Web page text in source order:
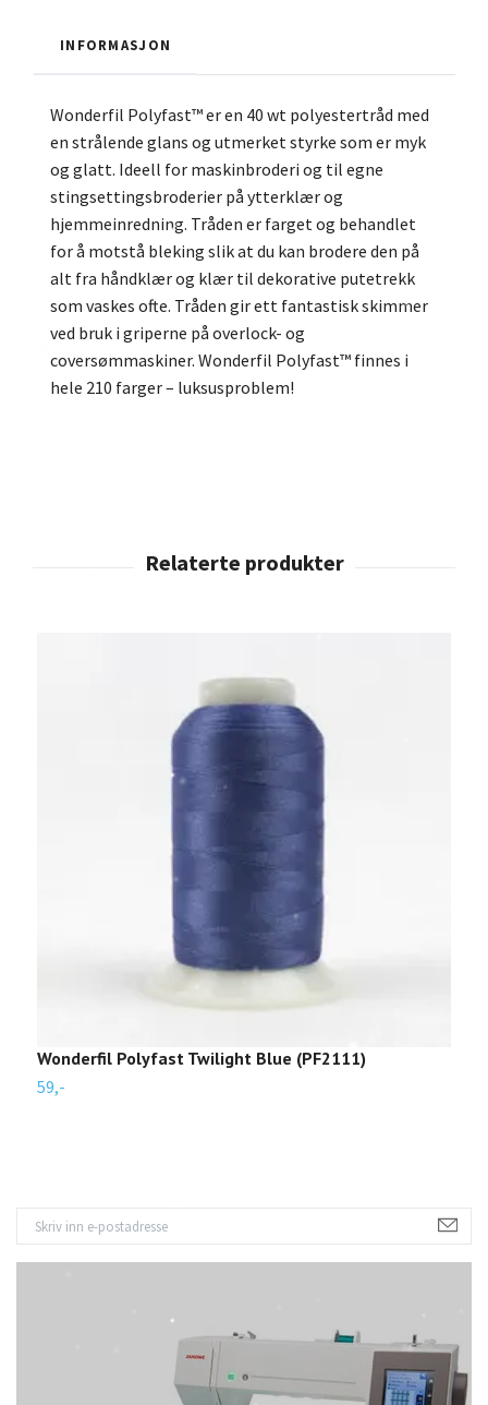
INFORMASJON
Wonderfil Polyfast™ er en 40 wt polyestertråd med
en strålende glans og utmerket styrke som er myk
og glatt. Ideell for maskinbroderi og til egne
stingsettingsbroderier på ytterklær og
hjemmeinredning. Tråden er farget og behandlet
for å motstå bleking slik at du kan brodere den på
alt fra håndklær og klær til dekorative putetrekk
som vaskes ofte. Tråden gir ett fantastisk skimmer
ved bruk i griperne på overlock- og
coversømmaskiner. Wonderfil Polyfast™ finnes i
hele 210 farger – luksusproblem!
Wonderfil Polyfast Twilight Blue (PF2111)
59,-